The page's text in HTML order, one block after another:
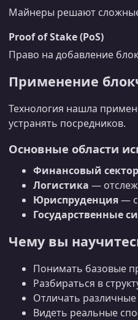
Майнеры решают
Proof of Stake (PoS)
Право на добавление
Применение
Технология нашла
устранять посредников.
Основные области
Финансовый сектор
Логистика —
Юриспруденция—
Государственные
Чему вы
Понимать базовые
Разбираться в
Отличать
Видеть реальные